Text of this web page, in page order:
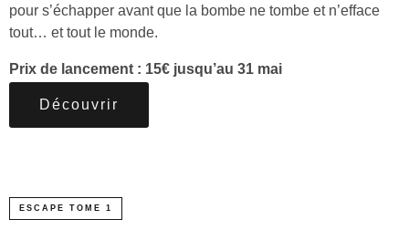
pour s’échapper avant que la bombe ne tombe et n’efface
tout… et tout le monde.
Prix de lancement : 15€ jusqu’au 31 mai
Découvrir
ESCAPE TOME 1